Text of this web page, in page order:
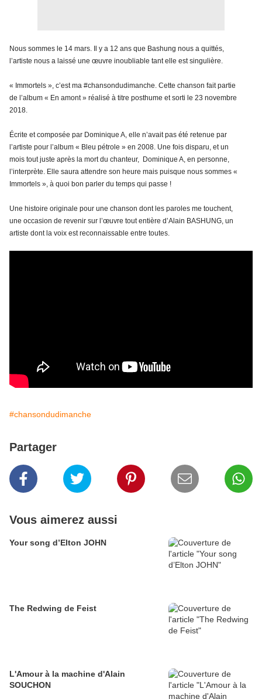
Nous sommes le 14 mars. Il y a 12 ans que Bashung nous a quittés,
l’artiste nous a laissé une œuvre inoubliable tant elle est singulière.
« Immortels », c’est ma #chansondudimanche. Cette chanson fait partie
de l’album « En amont » réalisé à titre posthume et sorti le 23 novembre
2018.
Écrite et composée par Dominique A, elle n’avait pas été retenue par
l’artiste pour l’album « Bleu pétrole » en 2008. Une fois disparu, et un
mois tout juste après la mort du chanteur, Dominique A, en personne,
l’interprète. Elle saura attendre son heure mais puisque nous sommes «
Immortels », à quoi bon parler du temps qui passe !
Une histoire originale pour une chanson dont les paroles me touchent,
une occasion de revenir sur l’œuvre tout entière d’Alain BASHUNG, un
artiste dont la voix est reconnaissable entre toutes.
#chansondudimanche
Partager
Vous aimerez aussi
Your song d’Elton JOHN
The Redwing de Feist
L'Amour à la machine d'Alain
SOUCHON